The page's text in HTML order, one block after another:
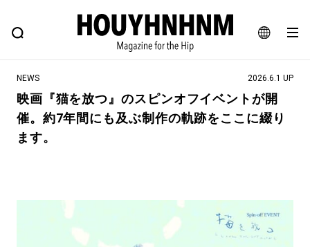
JA
EN
FEATURE BLOG SNAP
ヒップなファッション、カルチャー、ライフスタイルWEBマガジン
#注目のタグ
#NEW VINTAGE #マイナーグッド図鑑
#路地裏てぃーん。 #MONTHLY JOURNAL
#GH 銘品の所以 #フイナムのYouTube
NEWS 2026.6.1 UP
映画『猫を放つ』のスピンオフイベントが開
催。約7年間にも及ぶ制作の軌跡をここに綴り
ます。